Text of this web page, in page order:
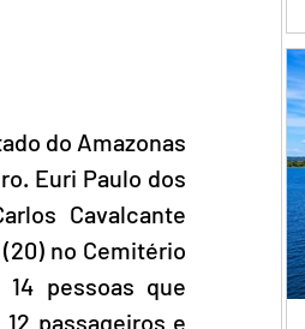
do Amazonas
Euri Paulo dos
Cavalcante
no Cemitério
pessoas que
passageiros e